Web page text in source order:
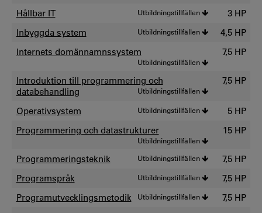
Hållbar IT Utbildningstillfällen
3 HP
Inbyggda system
Utbildningstillfällen
4,5 HP
Internets domännamnssystem
Utbildningstillfällen
7,5 HP
Introduktion till programmering och
databehandling
Utbildningstillfällen
7,5 HP
Operativsystem Utbildningstillfällen
5 HP
Programmering och datastrukturer
Utbildningstillfällen
15 HP
Programmeringsteknik Utbildningstillfällen
7,5 HP
Programspråk
Utbildningstillfällen
7,5 HP
Programutvecklingsmetodik
Utbildningstillfällen
7,5 HP